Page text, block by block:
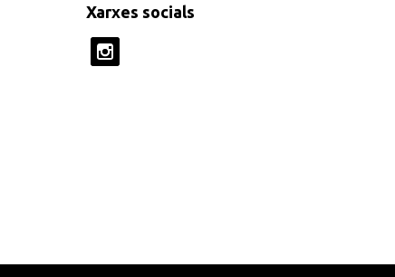
Xarxes socials